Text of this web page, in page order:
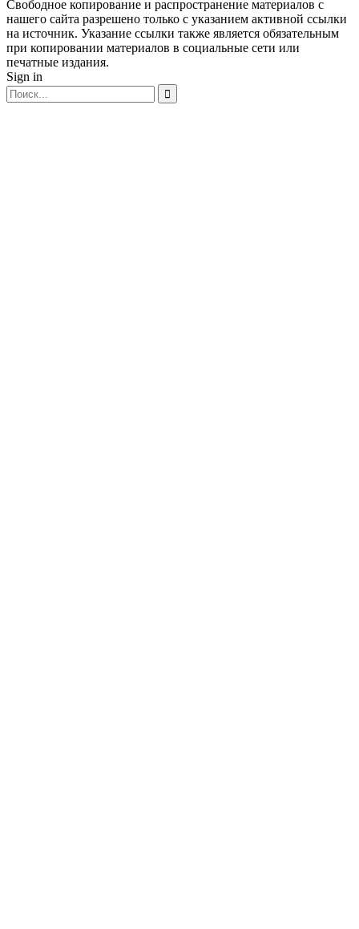
Свободное копирование и распространение материалов с
нашего сайта разрешено только с указанием активной ссылки
на источник. Указание ссылки также является обязательным
при копировании материалов в социальные сети или
печатные издания.
Sign in